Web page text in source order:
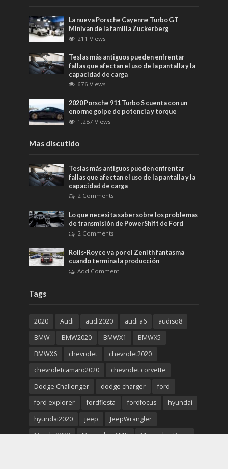
La nueva Porsche Cayenne Turbo GT
Minivan de la familia Zuckerberg
211 Views
Teslas más antiguos pueden enfrentar
fallas que afectan el uso de la pantalla y la
capacidad de carga
676 Views
2020 Porsche 911 Turbo S cuenta con un
enorme golpe de potencia y torque
1.287 Views
Mas discutido
Teslas más antiguos pueden enfrentar
fallas que afectan el uso de la pantalla y la
capacidad de carga
2 Comments
Lo que necesita saber sobre los problemas
de transmisión de PowerShift de Ford
2 Comments
Rolls-Royce va por el Zenith fantasma
cuando termina la producción
Add Comment
Tags
2020 Audi audi2020 audi a6
audisq8
BMW
BMW2020 BMWX1
BMWX5
BMWX6
chevrolet
chevrolet2020
chevroletcamaro2020
chevrolet corvette
Dodge Challenger
dodge charger
ford
ford explorer
fordfiesta fordfocus
hyundai
hyundai2020
jeep
JeepWrangler
Mazda 2020
Mercedes-AMG
Mercedes-Benz